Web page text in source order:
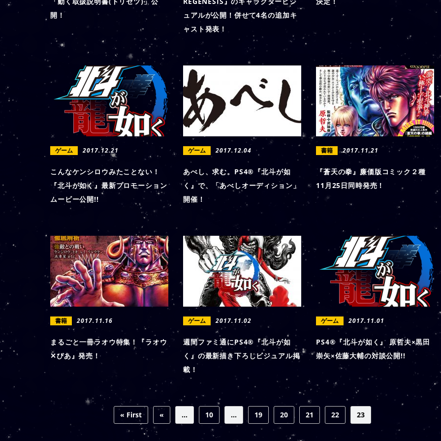
開！
ュアルが公開！併せて4名の追加キ
ャスト発表！
ゲーム 2017.12.21
こんなケンシロウみたことない！
『北斗が如く』最新プロモーション
ムービー公開!!
ゲーム 2017.12.04
あべし、求む。PS4®『北斗が如
く』で、「あべしオーディション」
開催！
書籍 2017.11.21
『蒼天の拳』廉価版コミック２種
11月25日同時発売！
書籍 2017.11.16
まるごと一冊ラオウ特集！『ラオウ
✕ぴあ』発売！
ゲーム 2017.11.02
週間ファミ通にPS4®『北斗が如
く』の最新描き下ろしビジュアル掲
載！
ゲーム 2017.11.01
PS4®『北斗が如く』 原哲夫×黒田
崇矢×佐藤大輔の対談公開!!
« First « ... 10 ... 19 20 21 22 23